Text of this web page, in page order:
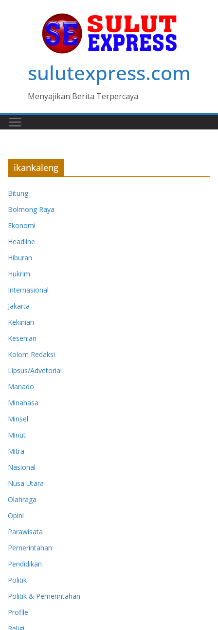
sulutexpress.com
Menyajikan Berita Terpercaya
ikankaleng
Bitung
Bolmong Raya
Ekonomi
Headline
Hiburan
Hukrim
Internasional
Jakarta
Kekinian
Kesenian
Kolom Redaksi
Lipsus/Advetorial
Manado
Minahasa
Minsel
Minut
Mitra
Nasional
Nusa Utara
Olahraga
Opini
Parawisata
Pemerintahan
Pendidikan
Politik
Politik & Pemerintahan
Profile